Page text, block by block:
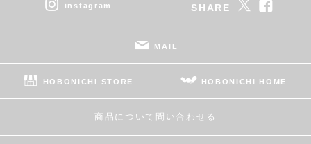
instagram SHARE
MAIL
HOBONICHI STORE HOBONICHI HOME
商品について問い合わせる